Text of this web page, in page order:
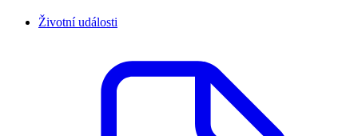
Životní události